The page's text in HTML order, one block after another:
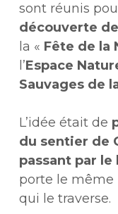
sont réunis
découverte
la « Fête de la
l’Espace
Sauvages de
L’idée était de
du sentier de
passant par le
porte le même
qui le traverse.